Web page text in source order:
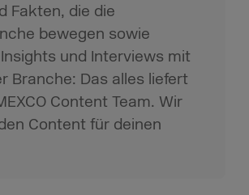
Fakten, die die
bewegen sowie
und Interviews mit
Branche: Das alles liefert
Content Team. Wir
Content für deinen